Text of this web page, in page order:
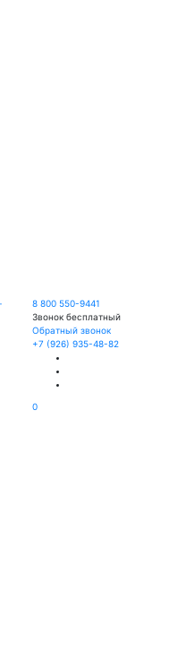
8 800 550-9441
Звонок бесплатный
Обратный звонок
+7 (926) 935-48-82
0